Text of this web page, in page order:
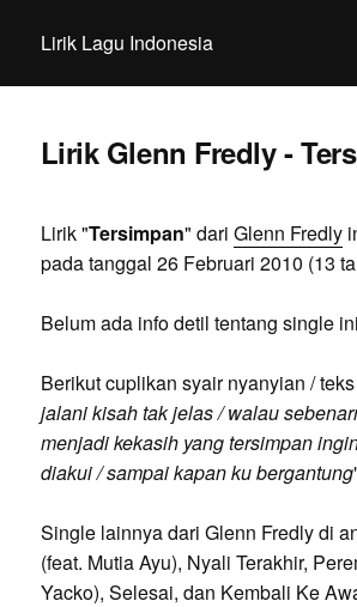
Lirik Lagu Indonesia
Lirik Glenn Fredly -
Lirik "Tersimpan" dari Glenn Fredly
pada tanggal 26 Februari 2010 (13
Belum ada info detil tentang single
Berikut cuplikan syair nyanyian /
jalani kisah tak jelas / walau
menjadi kekasih yang tersimpan
diakui / sampai kapan ku bergantung
Single lainnya dari Glenn Fredly di
(feat. Mutia Ayu), Nyali Terakhir,
Yacko), Selesai, dan Kembali Ke